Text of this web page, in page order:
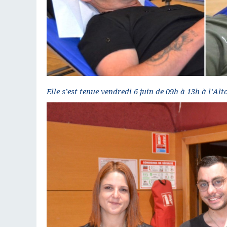
Elle s’est tenue vendredi 6 juin de 09h à 13h à